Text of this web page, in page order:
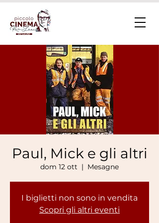
Paul, Mick e gli altri
dom 12 ott
  |
Mesagne
I biglietti non sono in vendita
Scopri gli altri eventi